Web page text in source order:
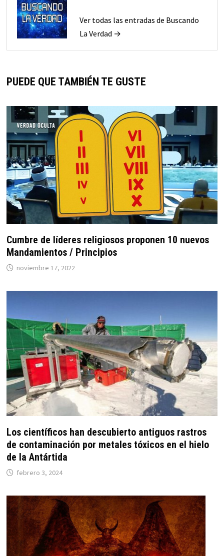
Ver todas las entradas de Buscando
La Verdad →
PUEDE QUE TAMBIÉN TE GUSTE
Cumbre de líderes religiosos proponen 10 nuevos
Mandamientos / Principios
noviembre 17, 2022
Los científicos han descubierto antiguos rastros
de contaminación por metales tóxicos en el hielo
de la Antártida
febrero 3, 2024